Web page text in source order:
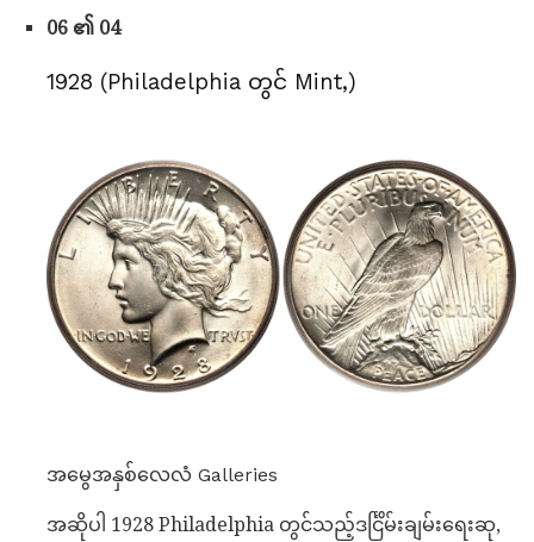
06 ၏ 04
1928 (Philadelphia တွင် Mint,)
အမွေအနှစ်လေလံ Galleries
အဆိုပါ 1928 Philadelphia တွင်သည့်ဒင်္ငြိမ်းချမ်းရေးဆု,